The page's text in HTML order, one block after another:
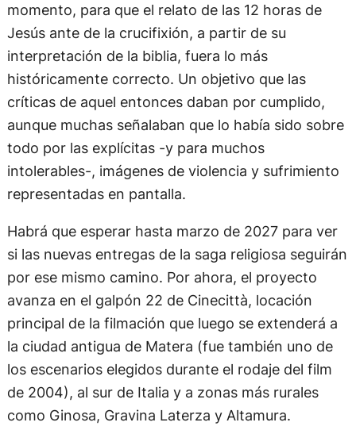
momento, para que el relato de las 12 horas de
Jesús ante de la crucifixión, a partir de su
interpretación de la biblia, fuera lo más
históricamente correcto. Un objetivo que las
críticas de aquel entonces daban por cumplido,
aunque muchas señalaban que lo había sido sobre
todo por las explícitas -y para muchos
intolerables-, imágenes de violencia y sufrimiento
representadas en pantalla.
Habrá que esperar hasta marzo de 2027 para ver
si las nuevas entregas de la saga religiosa seguirán
por ese mismo camino. Por ahora, el proyecto
avanza en el galpón 22 de Cinecittà, locación
principal de la filmación que luego se extenderá a
la ciudad antigua de Matera (fue también uno de
los escenarios elegidos durante el rodaje del film
de 2004), al sur de Italia y a zonas más rurales
como Ginosa, Gravina Laterza y Altamura.